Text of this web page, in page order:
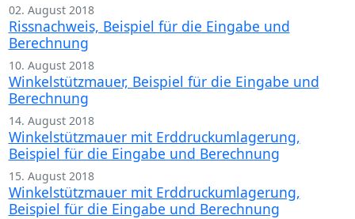
02. August 2018
Rissnachweis, Beispiel für die Eingabe und
Berechnung
10. August 2018
Winkelstützmauer, Beispiel für die Eingabe und
Berechnung
14. August 2018
Winkelstützmauer mit Erddruckumlagerung,
Beispiel für die Eingabe und Berechnung
15. August 2018
Winkelstützmauer mit Erddruckumlagerung,
Beispiel für die Eingabe und Berechnung